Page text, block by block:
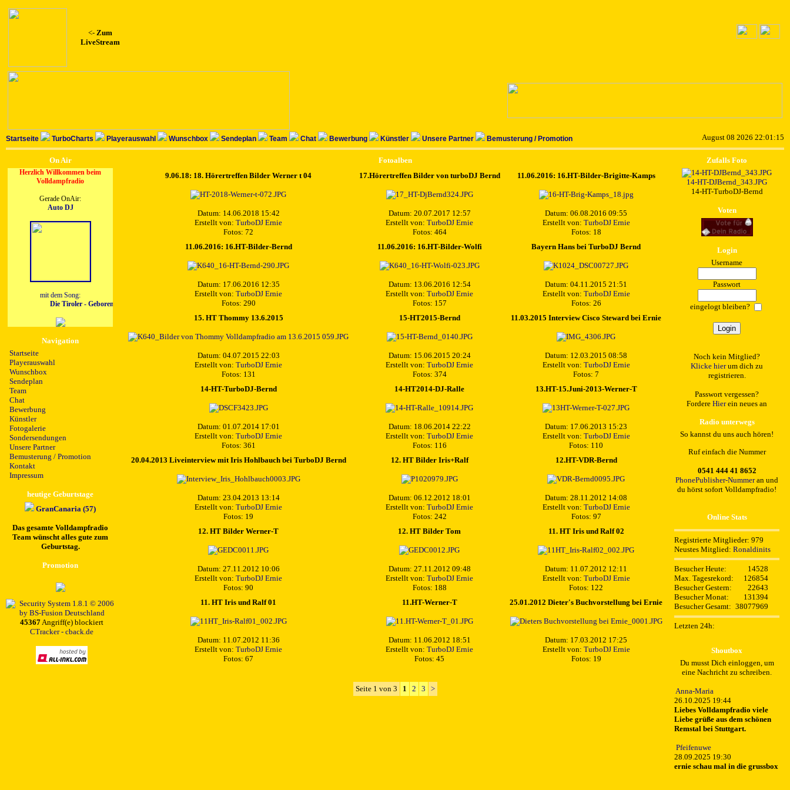
<- Zum
LiveStream
Startseite TurboCharts Playerauswahl Wunschbox Sendeplan Team Chat Bewerbung Künstler Unsere Partner Bemusterung / Promotion August 08 2026 22:01:15
On Air
Herzlich Willkommen beim
Volldampfradio
Gerade OnAir:
Auto DJ
mit dem Song:
Die Tiroler - Geboren um dich zu lieben
Navigation
Startseite
Playerauswahl
Wunschbox
Sendeplan
Team
Chat
Bewerbung
Künstler
Fotogalerie
Sondersendungen
Unsere Partner
Bemusterung / Promotion
Kontakt
Impressum
heutige Geburtstage
GranCanaria (57)
Das gesamte Volldampfradio
Team wünscht alles gute zum
Geburtstag.
Promotion
45367Angriff(e) blockiert
CTracker - cback.de
Fotoalben
9.06.18: 18. Hörertreffen Bilder Werner t 04
Datum: 14.06.2018 15:42
Erstellt von: TurboDJ Ernie
Fotos: 72
17.Hörertreffen Bilder von turboDJ Bernd
Datum: 20.07.2017 12:57
Erstellt von: TurboDJ Ernie
Fotos: 464
11.06.2016: 16.HT-Bilder-Brigitte-Kamps
Datum: 06.08.2016 09:55
Erstellt von: TurboDJ Ernie
Fotos: 18
11.06.2016: 16.HT-Bilder-Bernd
Datum: 17.06.2016 12:35
Erstellt von: TurboDJ Ernie
Fotos: 290
11.06.2016: 16.HT-Bilder-Wolfi
Datum: 13.06.2016 12:54
Erstellt von: TurboDJ Ernie
Fotos: 157
Bayern Hans bei TurboDJ Bernd
Datum: 04.11.2015 21:51
Erstellt von: TurboDJ Ernie
Fotos: 26
15. HT Thommy 13.6.2015
Datum: 04.07.2015 22:03
Erstellt von: TurboDJ Ernie
Fotos: 131
15-HT2015-Bernd
Datum: 15.06.2015 20:24
Erstellt von: TurboDJ Ernie
Fotos: 374
11.03.2015 Interview Cisco Steward bei Ernie
Datum: 12.03.2015 08:58
Erstellt von: TurboDJ Ernie
Fotos: 7
14-HT-TurboDJ-Bernd
Datum: 01.07.2014 17:01
Erstellt von: TurboDJ Ernie
Fotos: 361
14-HT2014-DJ-Ralle
Datum: 18.06.2014 22:22
Erstellt von: TurboDJ Ernie
Fotos: 116
13.HT-15.Juni-2013-Werner-T
Datum: 17.06.2013 15:23
Erstellt von: TurboDJ Ernie
Fotos: 110
20.04.2013 Liveinterview mit Iris Hohlbauch bei TurboDJ Bernd
Datum: 23.04.2013 13:14
Erstellt von: TurboDJ Ernie
Fotos: 19
12. HT Bilder Iris+Ralf
Datum: 06.12.2012 18:01
Erstellt von: TurboDJ Ernie
Fotos: 242
12.HT-VDR-Bernd
Datum: 28.11.2012 14:08
Erstellt von: TurboDJ Ernie
Fotos: 97
12. HT Bilder Werner-T
Datum: 27.11.2012 10:06
Erstellt von: TurboDJ Ernie
Fotos: 90
12. HT Bilder Tom
Datum: 27.11.2012 09:48
Erstellt von: TurboDJ Ernie
Fotos: 188
11. HT Iris und Ralf 02
Datum: 11.07.2012 12:11
Erstellt von: TurboDJ Ernie
Fotos: 122
11. HT Iris und Ralf 01
Datum: 11.07.2012 11:36
Erstellt von: TurboDJ Ernie
Fotos: 67
11.HT-Werner-T
Datum: 11.06.2012 18:51
Erstellt von: TurboDJ Ernie
Fotos: 45
25.01.2012 Dieter's Buchvorstellung bei Ernie
Datum: 17.03.2012 17:25
Erstellt von: TurboDJ Ernie
Fotos: 19
Seite 1 von 3 1 2 3 >
Zufalls Foto
14-HT-DJBernd_343.JPG
14-HT-TurboDJ-Bernd
Voten
Login
Username
Passwort
eingelogt bleiben?
Noch kein Mitglied?
Klicke hierum dich zu
registrieren.
Passwort vergessen?
Fordere Hierein neues an
Radio unterwegs
So kannst du uns auch hören!
Ruf einfach die Nummer
0541 444 41 8652
PhonePublisher-Nummeran und
du hörst sofort Volldampfradio!
Online Stats
Registrierte Mitglieder: 979
Neustes Mitglied: Ronaldinits
Besucher Heute:
14528
Max. Tagesrekord:
126854
Besucher Gestern:
22643
Besucher Monat:
131394
Besucher Gesamt: 38077969
Letzten 24h:
Shoutbox
Du musst Dich einloggen, um
eine Nachricht zu schreiben.
Anna-Maria
26.10.2025 19:44
Liebes Volldampfradio viele
Liebe grüße aus dem schönen
Remstal bei Stuttgart.
Pfeifenuwe
28.09.2025 19:30
ernie schau mal in die grussbox